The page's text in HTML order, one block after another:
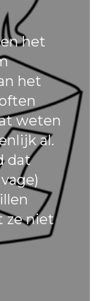
het
het
weten
al.
dat
ze niet